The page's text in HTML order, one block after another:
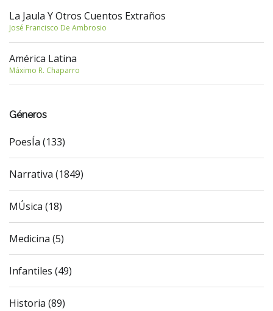
La Jaula Y Otros Cuentos Extraños
José Francisco De Ambrosio
América Latina
Máximo R. Chaparro
Géneros
PoesÍa (133)
Narrativa (1849)
MÚsica (18)
Medicina (5)
Infantiles (49)
Historia (89)